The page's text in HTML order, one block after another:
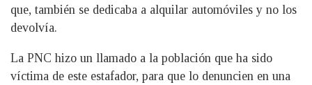
que, también se dedicaba a alquilar automóviles y no los
devolvía.
La PNC hizo un llamado a la población que ha sido
víctima de este estafador, para que lo denuncien en una